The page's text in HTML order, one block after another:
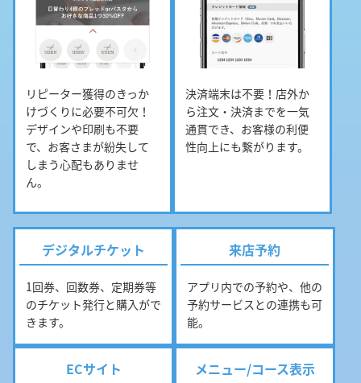
リピーター獲得のきっか
けづくりに必要不可欠！
デザインや印刷も不要
で、お客さまが紛失して
しまう心配もありませ
ん。
決済端末は不要！店外か
ら注文・決済までを一気
通貫でき、お客様の利便
性向上にも繋がります。
デジタルチケット
1回券、回数券、定期券等
のチケット発行と購入がで
きます。
来店予約
アプリ内での予約や、他の
予約サービスとの連携も可
能。
ECサイト メニュー/コース表示